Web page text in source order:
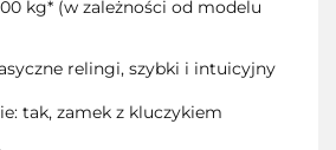
kg* (w zależności od modelu
relingi, szybki i intuicyjny
tak, zamek z kluczykiem